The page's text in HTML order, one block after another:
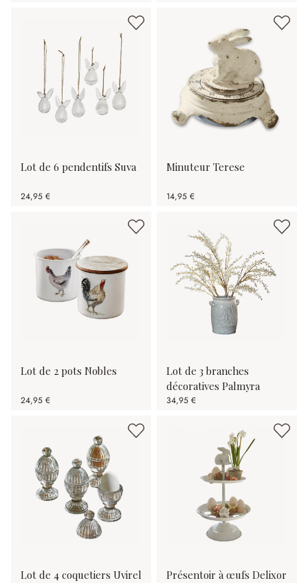
Lot de 6 pendentifs Suva
24,95 €
Minuteur Terese
14,95 €
Lot de 2 pots Nobles
24,95 €
Lot de 3 branches
décoratives Palmyra
34,95 €
Lot de 4 coquetiers Uvirel Présentoir à œufs Delixor